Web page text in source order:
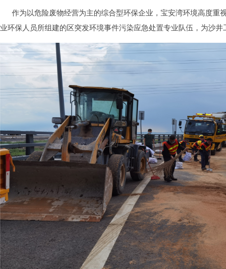
作为以危险废物经营为主的综合型环保企业，宝安湾环境高度重
业环保人员所组建的区突发环境事件污染应急处置专业队伍，为沙井